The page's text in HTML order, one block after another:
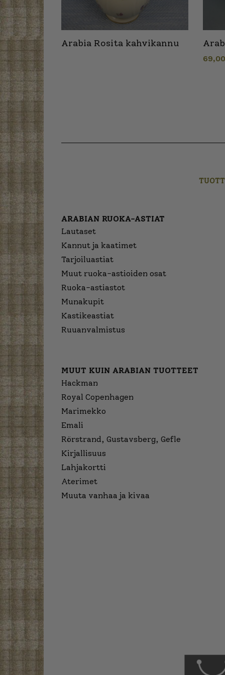
Arabia Rosita kahvikannu
ARABIAN RUOKA-ASTIAT
Lautaset
Kannut ja kaatimet
Tarjoiluastiat
Muut ruoka-astioiden osat
Ruoka-astiastot
Munakupit
Kastikeastiat
Ruuanvalmistus
MUUT KUIN ARABIAN TUOTTEET
Hackman
Royal Copenhagen
Marimekko
Emali
Rörstrand, Gustavsberg, Gefle
Kirjallisuus
Lahjakortti
Aterimet
Muuta vanhaa ja kivaa